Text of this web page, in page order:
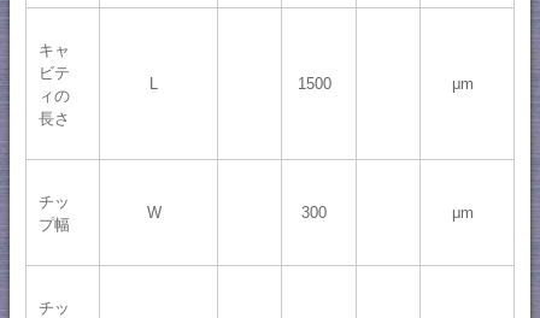
キャ
ビテ
ィの
長さ
1500 μm
チッ
プ幅
W 300 μm
チッ